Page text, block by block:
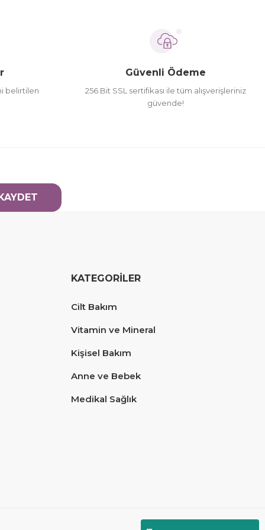
belirtilen
Güvenli Ödeme
256 Bit SSL sertifikası ile tüm alışverişleriniz
güvende!
KATEGORİLER
Cilt Bakım
Vitamin ve Mineral
Kişisel Bakım
Anne ve Bebek
Medikal Sağlık